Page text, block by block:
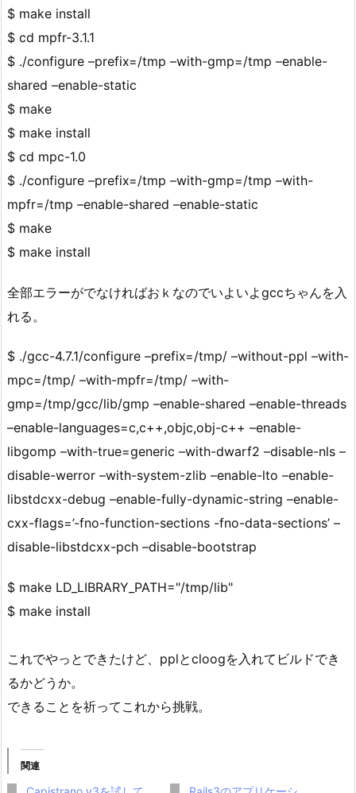
$ make install
$ cd mpfr-3.1.1
$ ./configure –prefix=/tmp –with-gmp=/tmp –enable-
shared –enable-static
$ make
$ make install
$ cd mpc-1.0
$ ./configure –prefix=/tmp –with-gmp=/tmp –with-
mpfr=/tmp –enable-shared –enable-static
$ make
$ make install
全部エラーがでなければおｋなのでいよいよgccちゃんを入
れる。
$ ./gcc-4.7.1/configure –prefix=/tmp/ –without-ppl –with-
mpc=/tmp/ –with-mpfr=/tmp/ –with-
gmp=/tmp/gcc/lib/gmp –enable-shared –enable-threads
–enable-languages=c,c++,objc,obj-c++ –enable-
libgomp –with-true=generic –with-dwarf2 –disable-nls –
disable-werror –with-system-zlib –enable-lto –enable-
libstdcxx-debug –enable-fully-dynamic-string –enable-
cxx-flags=’-fno-function-sections -fno-data-sections’ –
disable-libstdcxx-pch –disable-bootstrap
$ make LD_LIBRARY_PATH="/tmp/lib"
$ make install
これでやっとできたけど、pplとcloogを入れてビルドでき
るかどうか。
できることを祈ってこれから挑戦。
関連